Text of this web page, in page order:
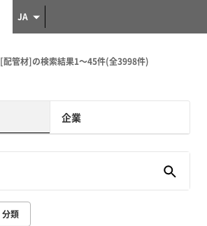
JA
[配管材]の検索結果1～45件(全3998件)
企業
分類